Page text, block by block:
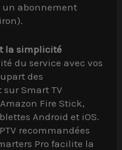
un abonnement
la simplicité
du service avec vos
des
Smart TV
Fire Stick,
Android et iOS.
recommandées
Pro facilite la